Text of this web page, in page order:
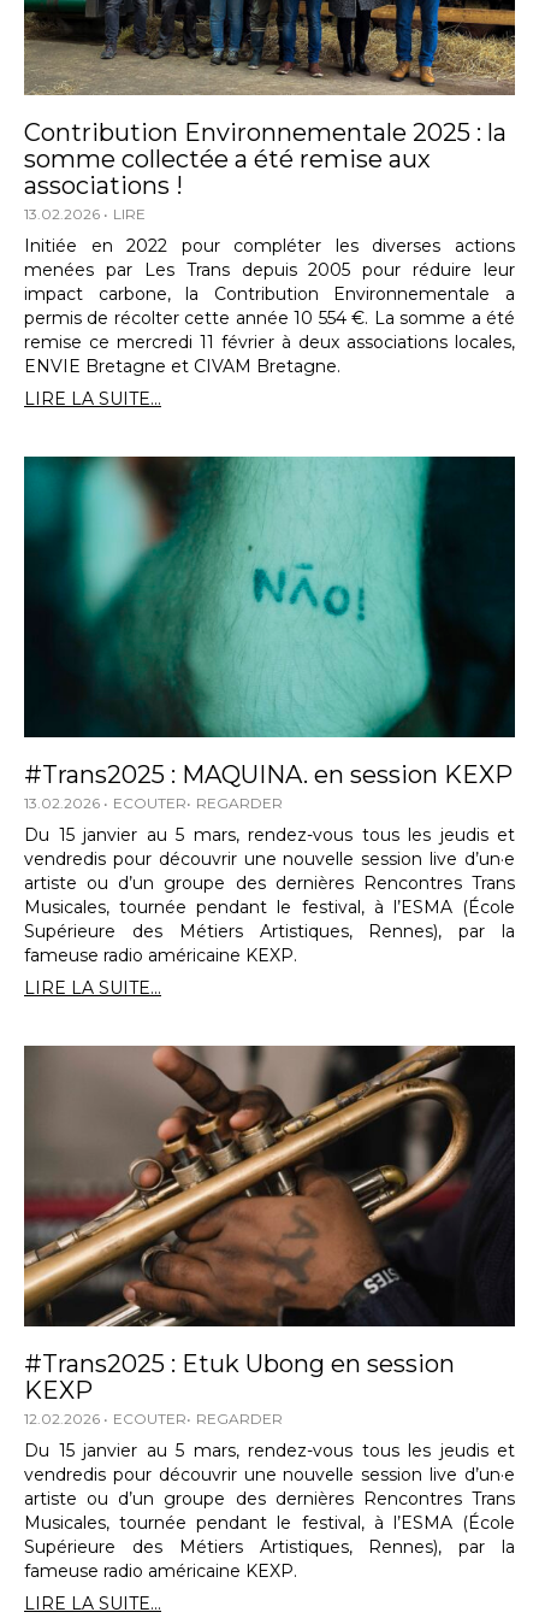
Contribution Environnementale 2025 : la
somme collectée a été remise aux
associations !
13.02.2026 LIRE
Initiée en 2022 pour compléter les diverses actions
menées par Les Trans depuis 2005 pour réduire leur
impact carbone, la Contribution Environnementale a
permis de récolter cette année 10 554 €. La somme a été
remise ce mercredi 11 février à deux associations locales,
ENVIE Bretagne et CIVAM Bretagne.
LIRE LA SUITE...
#Trans2025 : MAQUINA. en session KEXP
13.02.2026 ECOUTER REGARDER
Du 15 janvier au 5 mars, rendez-vous tous les jeudis et
vendredis pour découvrir une nouvelle session live d’un·e
artiste ou d’un groupe des dernières Rencontres Trans
Musicales, tournée pendant le festival, à l’ESMA (École
Supérieure des Métiers Artistiques, Rennes), par la
fameuse radio américaine KEXP.
LIRE LA SUITE...
#Trans2025 : Etuk Ubong en session
KEXP
12.02.2026 ECOUTER REGARDER
Du 15 janvier au 5 mars, rendez-vous tous les jeudis et
vendredis pour découvrir une nouvelle session live d’un·e
artiste ou d’un groupe des dernières Rencontres Trans
Musicales, tournée pendant le festival, à l’ESMA (École
Supérieure des Métiers Artistiques, Rennes), par la
fameuse radio américaine KEXP.
LIRE LA SUITE...